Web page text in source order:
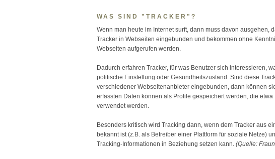
WAS SIND "TRACKER"?
Wenn man heute im Internet surft, dann muss davon
Tracker in Webseiten eingebunden und bekommen ohne
Webseiten aufgerufen werden.
Dadurch erfahren Tracker, für was Benutzer sich interessieren,
politische Einstellung oder Gesundheitszustand. Sind diese
verschiedener Webseitenanbieter eingebunden, dann können
erfassten Daten können als Profile gespeichert werden, die
verwendet werden.
Besonders kritisch wird Tracking dann, wenn dem Tracker aus
bekannt ist (z.B. als Betreiber einer Plattform für soziale Netze)
Tracking-Informationen in Beziehung setzen kann. (Quelle: